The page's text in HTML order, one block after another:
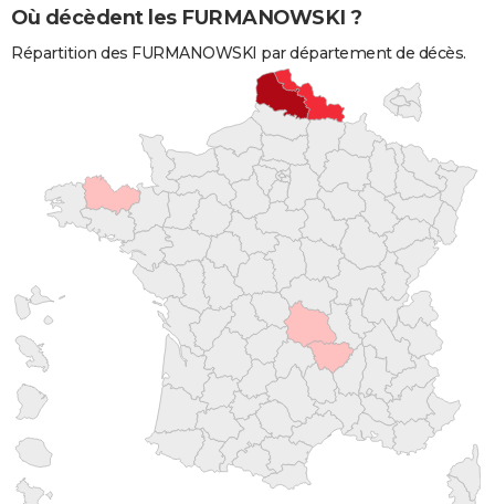
Où décèdent les FURMANOWSKI ?
Répartition des FURMANOWSKI par département de décès.